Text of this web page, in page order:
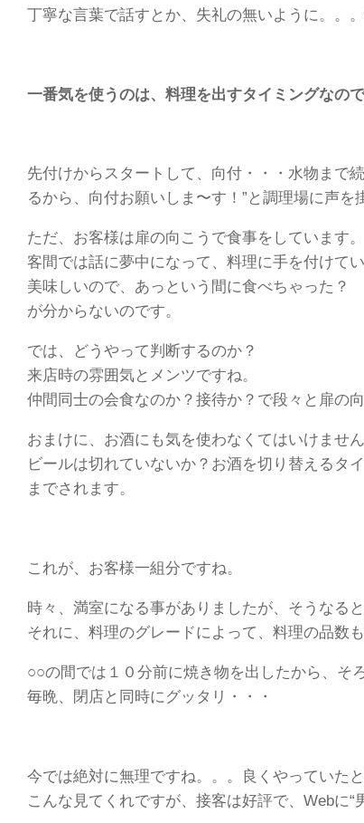
丁寧な言葉で話すとか、失礼の無いように。。
一番気を使うのは、料理を出すタイミングなので
先付けからスタートして、向付・・・水物まで
るから、向付お願いしま〜す！”と調理場に声を
ただ、お客様は扉の向こうで食事をしています。
客間では話に夢中になって、料理に手を付けて
美味しいので、あっという間に食べちゃった？
が分からないのです。
では、どうやって判断するのか？
来店時の雰囲気とメンツですね。
仲間同士の会食なのか？接待か？で段々と扉の
おまけに、お酒にも気を使わなくてはいけません
ビールは切れていないか？お酒を切り替えるタ
までされます。
これが、お客様一組分ですね。
時々、満室になる事がありましたが、そうなる
それに、料理のグレードによって、料理の品数も
○○の間では１０分前に焼き物を出したから、そ
毎晩、閉店と同時にグッタリ・・・
今では絶対に無理ですね。。。良くやっていたと
こんな見てくれですが、接客は好評で、Webに“